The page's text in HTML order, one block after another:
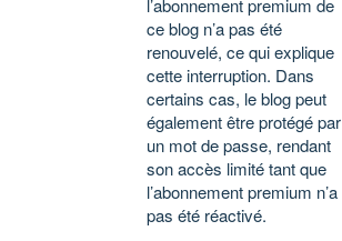
ce blog n’a pas été
renouvelé, ce qui explique
cette interruption. Dans
certains cas, le blog peut
également être protégé par
un mot de passe, rendant
son accès limité tant que
l’abonnement premium n’a
pas été réactivé.